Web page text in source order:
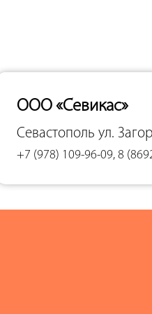
ООО «Севикас»
Севастополь ул.
+7 (978) 109-96-09, 8